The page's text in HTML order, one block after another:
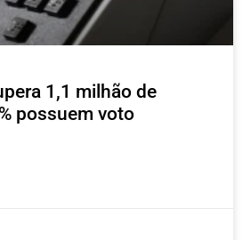
1,1 milhão de
possuem voto